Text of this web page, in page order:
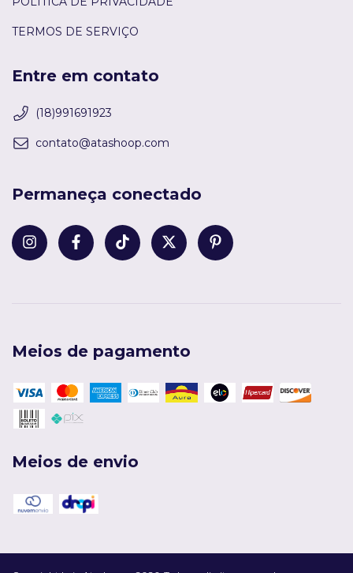
TERMOS DE SERVIÇO
Entre em contato
(18)991691923
contato@atashoop.com
Permaneça conectado
Meios de pagamento
Meios de envio